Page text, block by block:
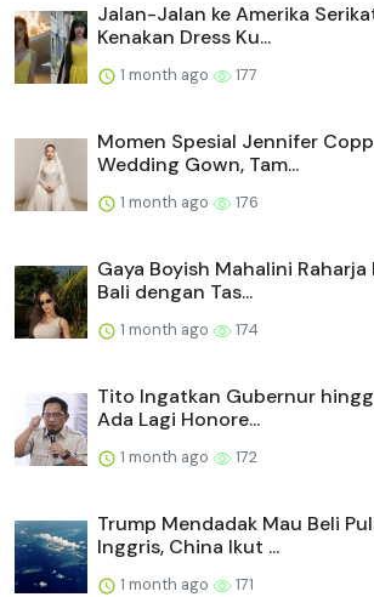
Jalan-Jalan ke Amerika
Kenakan Dress Ku...
1 month ago 177
Momen Spesial Jennifer
Wedding Gown, Tam...
1 month ago 176
Gaya Boyish Mahalini
Bali dengan Tas...
1 month ago 174
Tito Ingatkan Gubernur
Ada Lagi Honore...
1 month ago 172
Trump Mendadak Mau Beli
Inggris, China Ikut ...
1 month ago 171